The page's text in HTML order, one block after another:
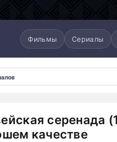
Фильмы Сериалы
серенада
качестве